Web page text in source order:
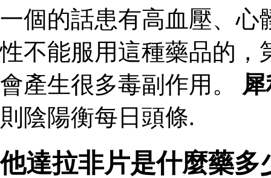
一個的話患有高血壓、心
性不能服用這種藥品的，
會產生很多毒副作用。
則陰陽衡每日頭條.
他達拉非片是什麼藥